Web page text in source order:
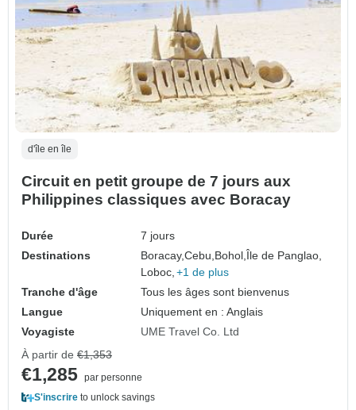
d'île en île
Circuit en petit groupe de 7 jours aux
Philippines classiques avec Boracay
Durée
7 jours
Destinations
Boracay,Cebu,Bohol,Île de Panglao,
Loboc, +1 de plus
Tranche d'âge
Tous les âges sont bienvenus
Langue
Uniquement en : Anglais
Voyagiste
UME Travel Co. Ltd
À partir de €1,353
€1,285 par personne
S'inscrire to unlock savings